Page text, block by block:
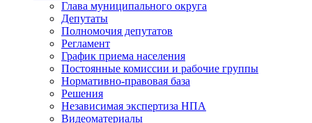
Глава муниципального округа
Депутаты
Полномочия депутатов
Регламент
График приема населения
Постоянные комиссии и рабочие группы
Нормативно-правовая база
Решения
Независимая экспертиза НПА
Видеоматериалы